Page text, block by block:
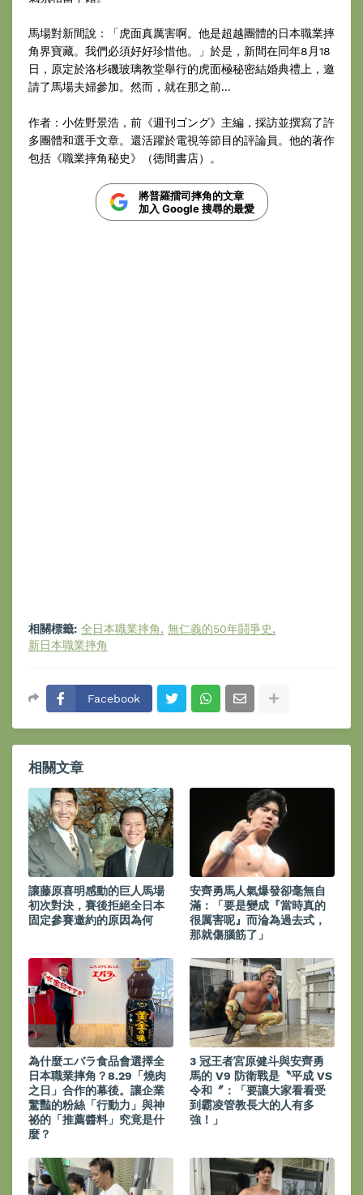
馬場對新間說：「虎面真厲害啊。他是超越團體的日本職業摔
角界寶藏。我們必須好好珍惜他。」於是，新間在同年8月18
日，原定於洛杉磯玻璃教堂舉行的虎面極秘密結婚典禮上，邀
請了馬場夫婦參加。然而，就在那之前...
作者：小佐野景浩，前《週刊ゴング》主編，採訪並撰寫了許
多團體和選手文章。還活躍於電視等節目的評論員。他的著作
包括《職業摔角秘史》（徳間書店）。
將普羅擂司摔角的文章
加入 Google 搜尋的最愛
相關標籤: 全日本職業摔角
無仁義的50年鬪爭史
新日本職業摔角
Facebook
相關文章
讓藤原喜明感動的巨人馬場
初次對決，賽後拒絕全日本
固定參賽邀約的原因為何
安齊勇馬人氣爆發卻毫無自
滿：「要是變成『當時真的
很厲害呢』而淪為過去式，
那就傷腦筋了」
為什麼エバラ食品會選擇全
日本職業摔角？8.29「燒肉
之日」合作的幕後。讓企業
驚豔的粉絲「行動力」與神
祕的「推薦醬料」究竟是什
麼？
3 冠王者宮原健斗與安齊勇
馬的 V9 防衛戰是〝平成 VS
令和〞：「要讓大家看看受
到霸凌管教長大的人有多
強！」